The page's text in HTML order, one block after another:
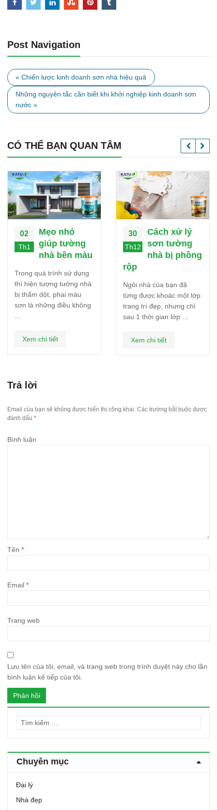
Post Navigation
« Chiến lược kinh doanh sơn nhà hiệu quả
Những nguyên tắc cần biết khi khởi nghiệp kinh doanh sơn
nước »
CÓ THỂ BẠN QUAN TÂM
02
Th1
Mẹo nhỏ
giúp tường
nhà bền màu
Trong quá trình sử dụng
thì hiện tượng tường nhà
bị thấm dột, phai màu
sơn là những điều không
…
Xem chi tiết
30
Th12
Cách xử lý
sơn tường
nhà bị phồng
rộp
Ngôi nhà của bạn đã
từng được khoác một lớp
trang trí đẹp, nhưng chỉ
sau 1 thời gian lớp …
Xem chi tiết
Trả lời
Email của bạn sẽ không được hiển thị công khai. Các trường bắt buộc được
đánh dấu *
Bình luận
Tên *
Email *
Trang web
Lưu tên của tôi, email, và trang web trong trình duyệt này cho lần
bình luận kế tiếp của tôi.
k
i
m
c
Chuyên mục
Đại lý
Nhà đẹp